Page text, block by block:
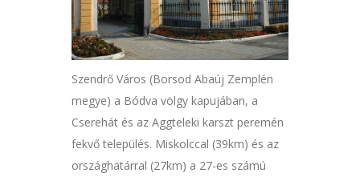
Szendrő Város (Borsod Abaúj Zemplén
megye) a Bódva völgy kapujában, a
Cserehát és az Aggteleki karszt peremén
fekvő település. Miskolccal (39km) és az
országhatárral (27km) a 27-es számú